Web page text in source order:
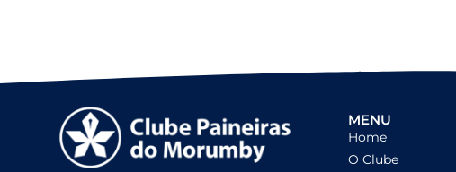
MENU
Home
O Clube